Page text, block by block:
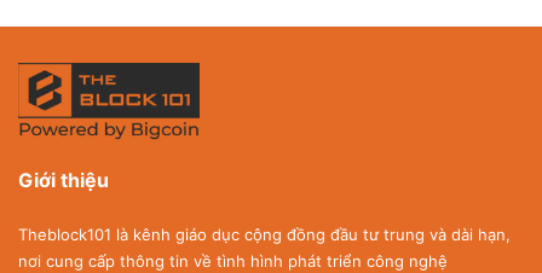
Giới thiệu
Theblock101 là kênh giáo dục cộng đồng đầu tư trung và dài hạn,
nơi cung cấp thông tin về tình hình phát triển công nghệ